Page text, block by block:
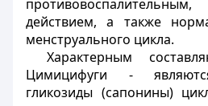
действием, а также
менструального цикла.
Характерным
Цимицифуги -
гликозиды (сапонины)